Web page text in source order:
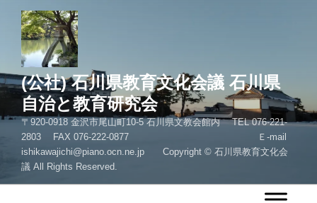
ツ
へ
(公社) 石川県教育文化会議 石川県
自治と教育研究会
〒920-0918 金沢市尾山町10-5 石川県文教会館内 TEL 076-221-
2803 FAX 076-222-0877 Ｅ-mail
ishikawajichi@piano.ocn.ne.jp Copyright © 石川県教育文化会
議 All Rights Reserved.